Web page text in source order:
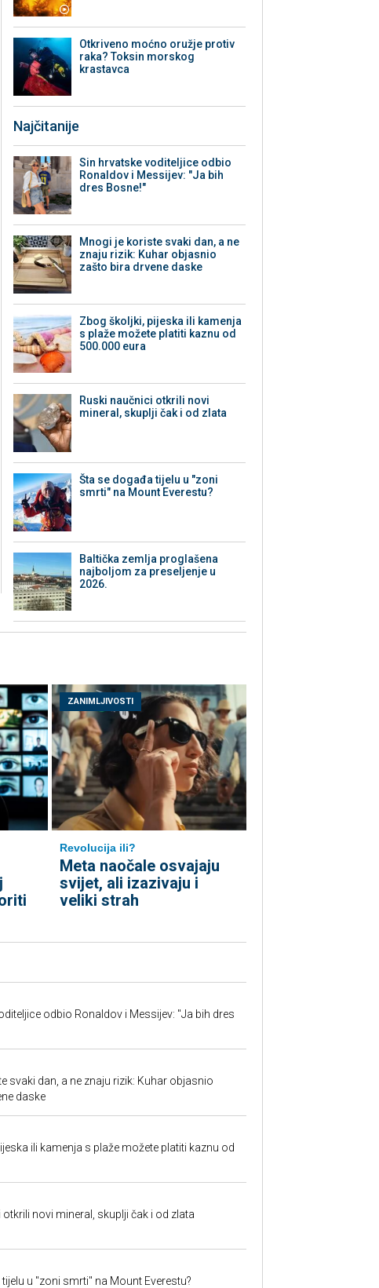
Otkriveno moćno oružje protiv
raka? Toksin morskog
krastavca
Najčitanije
Sin hrvatske voditeljice odbio
Ronaldov i Messijev: "Ja bih
dres Bosne!"
Mnogi je koriste svaki dan, a ne
znaju rizik: Kuhar objasnio
zašto bira drvene daske
Zbog školjki, pijeska ili kamenja
s plaže možete platiti kaznu od
500.000 eura
Ruski naučnici otkrili novi
mineral, skuplji čak i od zlata
Šta se događa tijelu u "zoni
smrti" na Mount Everestu?
Baltička zemlja proglašena
najboljom za preseljenje u
2026.
ZANIMLJIVOSTI
Revolucija ili?
Meta naočale osvajaju
svijet, ali izazivaju i
veliki strah
odbio Ronaldov i Messijev: "Ja bih dres
svaki dan, a ne znaju rizik: Kuhar objasnio
daske
ili kamenja s plaže možete platiti kaznu od
novi mineral, skuplji čak i od zlata
u "zoni smrti" na Mount Everestu?